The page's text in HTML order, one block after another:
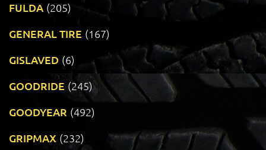
FULDA (205)
GENERAL TIRE (167)
GISLAVED (6)
GOODRIDE (245)
GOODYEAR (492)
GRIPMAX (232)